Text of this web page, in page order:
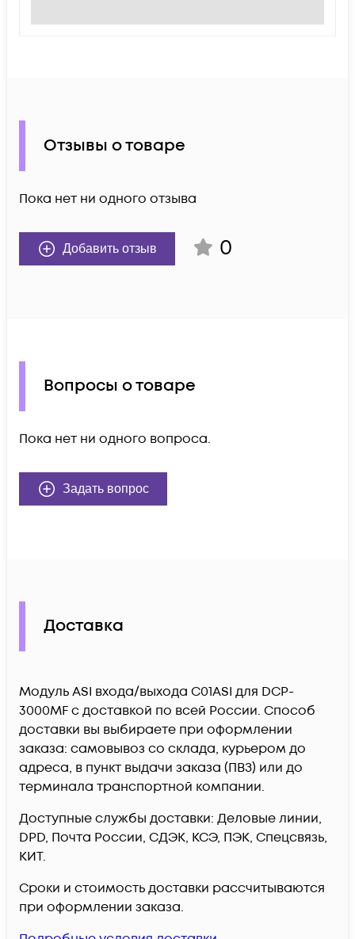
Отзывы о товаре
Пока нет ни одного отзыва
Добавить отзыв 0
Вопросы о товаре
Пока нет ни одного вопроса.
Задать вопрос
Доставка
Модуль ASI входа/выхода C01ASI для DCP-
3000MF c доставкой по всей России. Способ
доставки вы выбираете при оформлении
заказа: самовывоз со склада, курьером до
адреса, в пункт выдачи заказа (ПВЗ) или до
терминала транспортной компании.
Доступные службы доставки: Деловые линии,
DPD, Почта России, СДЭК, КСЭ, ПЭК, Спецсвязь,
КИТ.
Сроки и стоимость доставки рассчитываются
при оформлении заказа.